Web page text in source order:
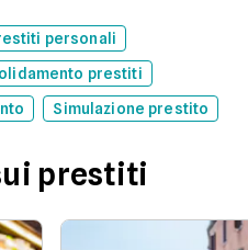
personali
prestiti
Simulazione prestito
prestiti